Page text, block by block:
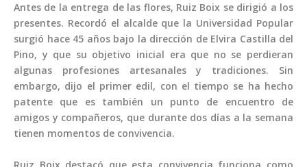
Antes de la entrega de las flores, Ruiz Boix se dirigió a los
presentes. Recordó el alcalde que la Universidad Popular
surgió hace 45 años bajo la dirección de Elvira Castilla del
Pino, y que su objetivo inicial era que no se perdieran
algunas profesiones artesanales y tradiciones. Sin
embargo, dijo el primer edil, con el tiempo se ha hecho
patente que es también un punto de encuentro de
amigos y compañeros, que durante dos días a la semana
tienen momentos de convivencia.
Ruiz Boix destacó que esta convivencia funciona como